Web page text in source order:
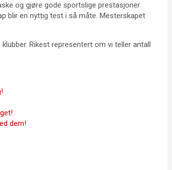
og gjøre gode sportslige prestasjoner
blir en nyttig test i så måte. Mesterskapet
Rikest representert om vi teller antall
dem!